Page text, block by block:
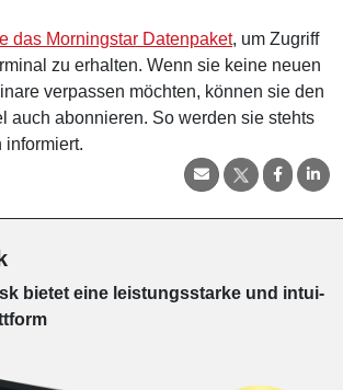
das Morningstar Datenpaket, um Zugriff
zu erhalten. Wenn sie keine neuen
verpassen möchten, können sie den
auch abonnieren. So werden sie stehts
informiert.
bie­tet eine leis­tungs­star­ke und in­tui­